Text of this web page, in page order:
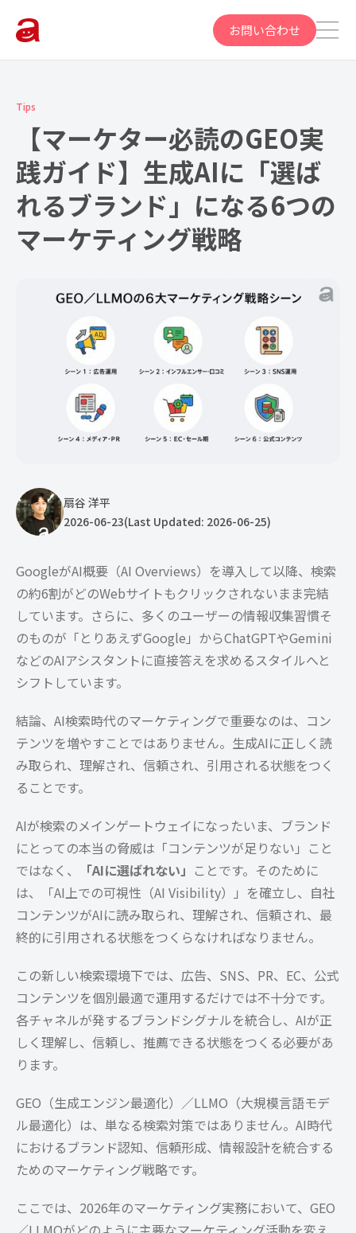
お問い合わせ
Tips
【マーケター必読のGEO実
践ガイド】生成AIに「選ば
れるブランド」になる6つの
マーケティング戦略
扇谷 洋平
2026-06-23(Last Updated: 2026-06-25)
GoogleがAI概要（AI Overviews）を導入して以降、検索
の約6割がどのWebサイトもクリックされないまま完結
しています。さらに、多くのユーザーの情報収集習慣そ
のものが「とりあえずGoogle」からChatGPTやGemini
などのAIアシスタントに直接答えを求めるスタイルへと
シフトしています。
結論、AI検索時代のマーケティングで重要なのは、コン
テンツを増やすことではありません。生成AIに正しく読
み取られ、理解され、信頼され、引用される状態をつく
ることです。
AIが検索のメインゲートウェイになったいま、ブランド
にとっての本当の脅威は「コンテンツが足りない」こと
ではなく、
「AIに選ばれない」 ことです。そのために
は、「AI上での可視性（AI Visibility）」を確立し、自社
コンテンツがAIに読み取られ、理解され、信頼され、最
終的に引用される状態をつくらなければなりません。
この新しい検索環境下では、広告、SNS、PR、EC、公式
コンテンツを個別最適で運用するだけでは不十分です。
各チャネルが発するブランドシグナルを統合し、AIが正
しく理解し、信頼し、推薦できる状態をつくる必要があ
ります。
GEO（生成エンジン最適化）／LLMO（大規模言語モデ
ル最適化）は、単なる検索対策ではありません。AI時代
におけるブランド認知、信頼形成、情報設計を統合する
ためのマーケティング戦略です。
ここでは、2026年のマーケティング実務において、GEO